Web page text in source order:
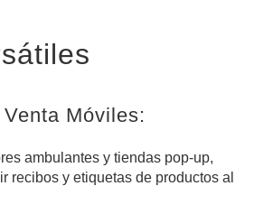
Móviles:
ambulantes y tiendas pop-up,
recibos y etiquetas de productos al